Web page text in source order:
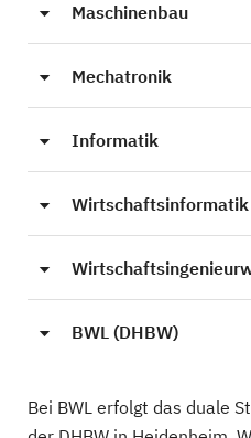
Maschinenbau
Mechatronik
Informatik
Wirtschaftsinformatik
BWL (DHBW)
Bei BWL erfolgt das duale